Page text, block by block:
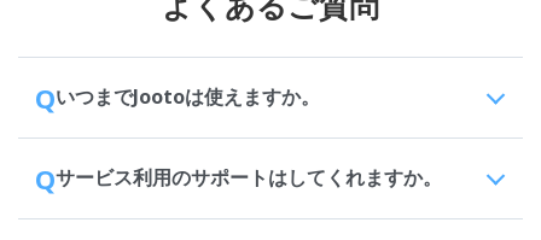
QいつまでJootoは使えますか。
Qサービス利用のサポートはしてくれますか。